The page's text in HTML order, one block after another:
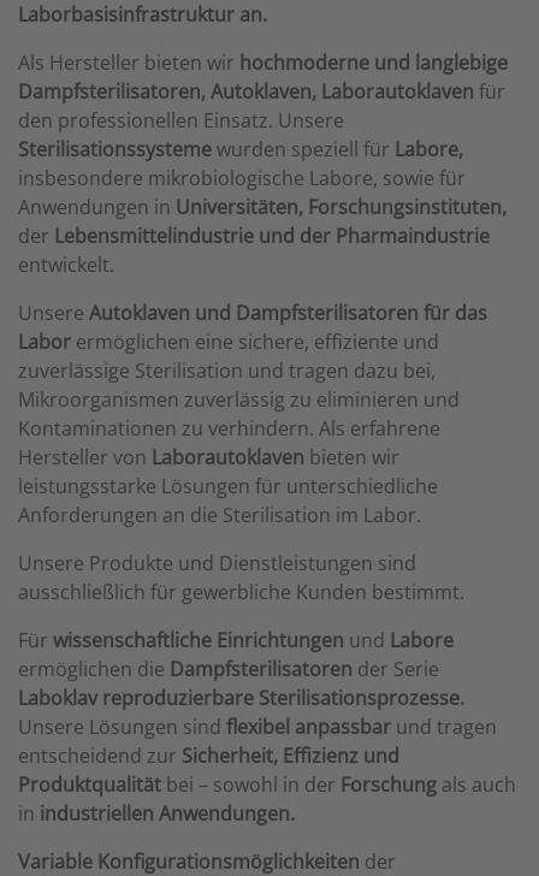
Laborbasisinfrastruktur an.
Als Hersteller bieten wir hochmoderne und langlebige
Dampfsterilisatoren,Autoklaven, Laborautoklaven für
den professionellen Einsatz. Unsere
Sterilisationssystemewurden speziell für Labore,
insbesondere mikrobiologische Labore, sowie für
Anwendungen in Universitäten, Forschungsinstituten,
der Lebensmittelindustrie und der Pharmaindustrie
entwickelt.
Unsere Autoklaven und Dampfsterilisatoren für das
Labor ermöglichen eine sichere, effiziente und
zuverlässige Sterilisation und tragen dazu bei,
Mikroorganismen zuverlässig zu eliminieren und
Kontaminationen zu verhindern. Als erfahrene
Hersteller von Laborautoklaven bieten wir
leistungsstarke Lösungen für unterschiedliche
Anforderungen an die Sterilisation im Labor.
Unsere Produkte und Dienstleistungen sind
ausschließlich für gewerbliche Kunden bestimmt.
Für wissenschaftliche Einrichtungen und Labore
ermöglichen die Dampfsterilisatoren der Serie
Laboklav reproduzierbare Sterilisationsprozesse.
Unsere Lösungen sind flexibel anpassbar und tragen
entscheidend zur Sicherheit, Effizienz und
Produktqualität bei – sowohl in der Forschung als auch
in industriellen Anwendungen.
Variable Konfigurationsmöglichkeiten der